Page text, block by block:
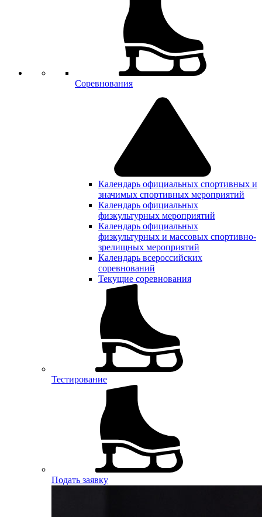
Соревнования
Календарь официальных спортивных и
значимых спортивных мероприятий
Календарь официальных
физкультурных мероприятий
Календарь официальных
физкультурных и массовых спортивно-
зрелищных мероприятий
Календарь всероссийских
соревнований
Текущие соревнования
Тестирование
Подать заявку